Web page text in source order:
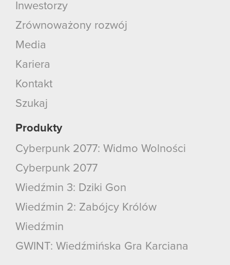
korzystanie z naszej witryny, zgadasz się na
Inwestorzy
Zrównoważony rozwój
Media
Kariera
Kontakt
Szukaj
Produkty
Cyberpunk 2077: Widmo Wolności
Cyberpunk 2077
Wiedźmin 3: Dziki Gon
Wiedźmin 2: Zabójcy Królów
Wiedźmin
GWINT: Wiedźmińska Gra Karciana